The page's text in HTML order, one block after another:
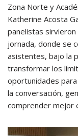
Zona Norte y
Katherine Acosta
panelistas sirvieron
jornada, donde se
asistentes, bajo la
transformar los
oportunidades
la conversación,
comprender mejor